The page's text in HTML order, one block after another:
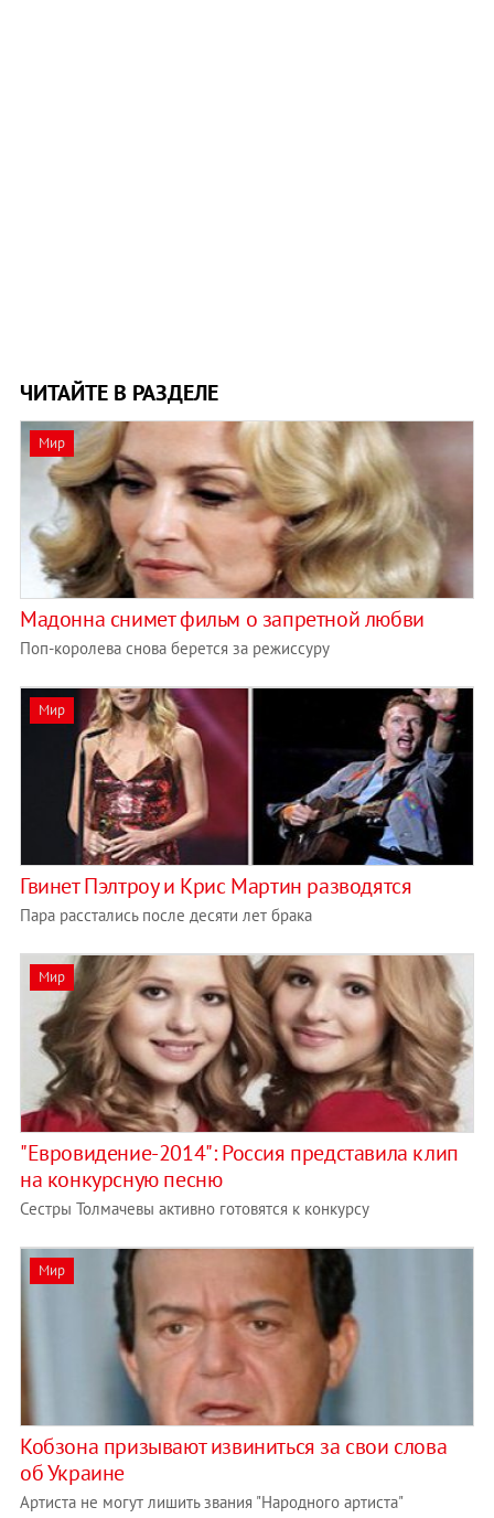
ЧИТАЙТЕ В РАЗДЕЛЕ
Мир
Мадонна снимет фильм о запретной любви
Поп-королева снова берется за режиссуру
Мир
Гвинет Пэлтроу и Крис Мартин разводятся
Пара расстались после десяти лет брака
Мир
"Евровидение-2014": Россия представила клип
на конкурсную песню
Сестры Толмачевы активно готовятся к конкурсу
Мир
Кобзона призывают извиниться за свои слова
об Украине
Артиста не могут лишить звания "Народного артиста"